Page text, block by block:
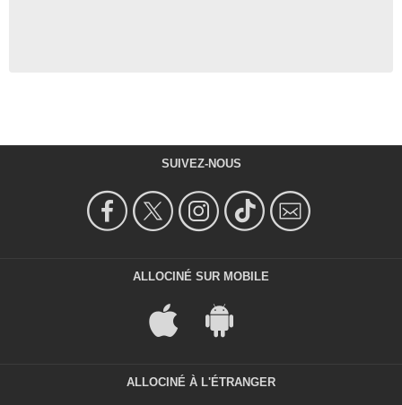
SUIVEZ-NOUS
ALLOCINÉ SUR MOBILE
ALLOCINÉ À L'ÉTRANGER